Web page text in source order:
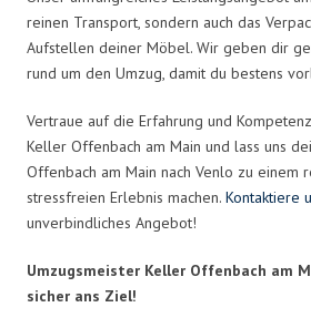
reinen Transport, sondern auch das
Aufstellen deiner Möbel. Wir geben dir
rund um den Umzug, damit du bestens
Vertraue auf die Erfahrung und
Keller Offenbach am Main und lass uns
Offenbach am Main nach Venlo zu einem
stressfreien Erlebnis machen. Kontaktiere
unverbindliches Angebot!
Umzugsmeister Keller Offenbach am
sicher ans Ziel!